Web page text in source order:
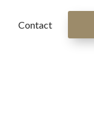
Contact